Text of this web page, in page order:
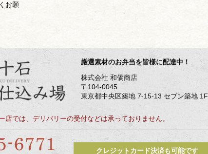
お願
厳選素材のお弁当を皆様に配達中！
株式会社 和僑商店
〒104-0045
東京都中央区築地 7-15-13 セブン築地 1F
では、デリバリーの受付などは承っておりません。
クレジットカード決済も可能です